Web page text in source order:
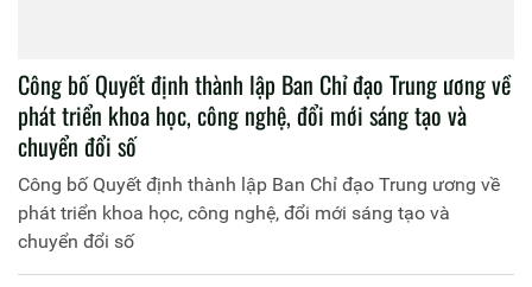
Công bố Quyết định thành lập Ban Chỉ đạo Trung ương về
phát triển khoa học, công nghệ, đổi mới sáng tạo và
chuyển đổi số
Công bố Quyết định thành lập Ban Chỉ đạo Trung ương về
phát triển khoa học, công nghệ, đổi mới sáng tạo và
chuyển đổi số